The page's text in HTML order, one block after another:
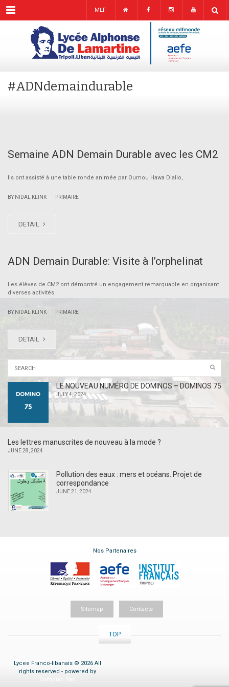
Menu MLF
#ADNdemaindurable
Semaine ADN Demain Durable avec les CM2
Ils ont assisté à une table ronde animée par Oumou Hawa Diallo,
BY NIDAL KLINK PRIMAIRE
DETAIL
ADN Demain Durable: Visite à l’orphelinat
Les élèves de CM2 ont démontré un engagement remarquable en organisant
diverses activités
BY NIDAL KLINK PRIMAIRE
DETAIL
LE NOUVEAU NUMÉRO DE DOMINOS – DOMINOS 75
JULY 4, 2024
Les lettres manuscrites de nouveau à la mode ?
JUNE 28, 2024
Pollution des eaux : mers et océans. Projet de
correspondance
JUNE 21, 2024
Nos Partenaires
Sitemap Contacts
TOP
Lycee Franco-libanais © 2026 All
rights reserved - powered by